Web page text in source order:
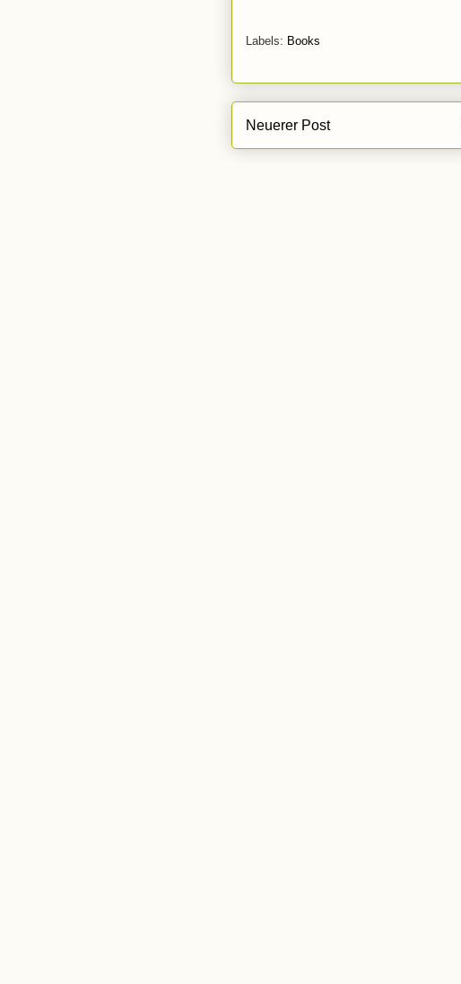
Labels: Books
Neuerer Post